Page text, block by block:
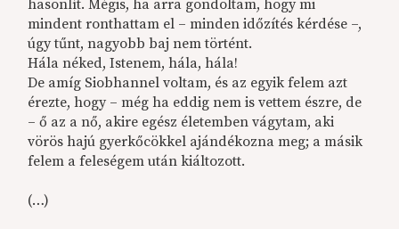
hasonlít. Mégis, ha arra gondoltam, hogy mi
mindent ronthattam el – minden időzítés kérdése –,
úgy tűnt, nagyobb baj nem történt.
Hála néked, Istenem, hála, hála!
De amíg Siobhannel voltam, és az egyik felem azt
érezte, hogy – még ha eddig nem is vettem észre, de
– ő az a nő, akire egész életemben vágytam, aki
vörös hajú gyerkőcökkel ajándékozna meg; a másik
felem a feleségem után kiáltozott.
(…)